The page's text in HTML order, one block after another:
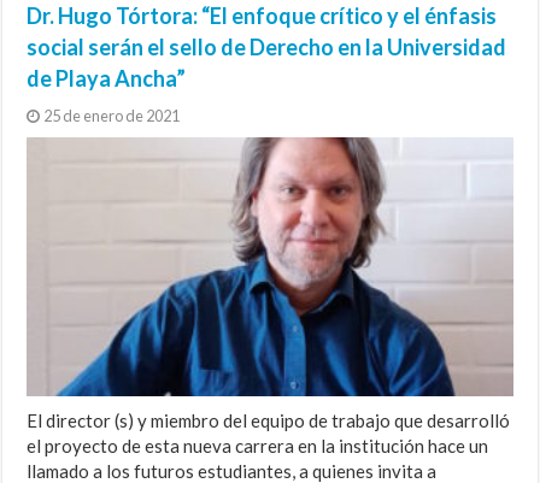
Dr. Hugo Tórtora: “El enfoque crítico y el énfasis
social serán el sello de Derecho en la Universidad
de Playa Ancha”
25 de enero de 2021
El director (s) y miembro del equipo de trabajo que desarrolló
el proyecto de esta nueva carrera en la institución hace un
llamado a los futuros estudiantes, a quienes invita a